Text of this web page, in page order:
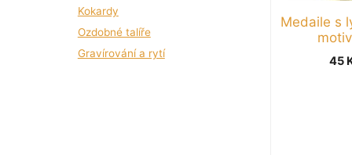
Medaile s
45
vybrat
Kokardy
Ozdobné talíře
Gravírování a rytí